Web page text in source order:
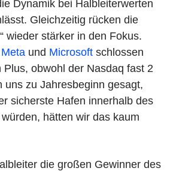
Dynamik bei Halbleiterwerten
Gleichzeitig rücken die
wieder stärker in den Fokus.
Meta und Microsoft schlossen
obwohl der Nasdaq fast 2
uns zu Jahresbeginn gesagt,
sicherste Hafen innerhalb des
hätten wir das kaum
die großen Gewinner des